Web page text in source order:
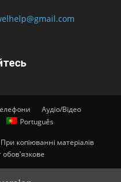
Аудіо/Відео
Português
копіюванні матеріалів